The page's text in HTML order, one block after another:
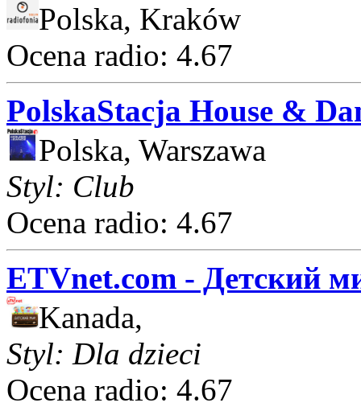
Polska, Kraków
Ocena radio: 4.67
PolskaStacja House &
Polska, Warszawa
Styl: Club
Ocena radio: 4.67
ETVnet.com - Детский
Kanada,
Styl: Dla dzieci
Ocena radio: 4.67